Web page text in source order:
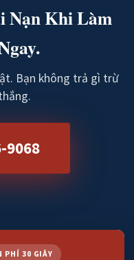
Nạn Khi Làm
Bạn không trả gì trừ
9068
PHÍ 30 GIÂY